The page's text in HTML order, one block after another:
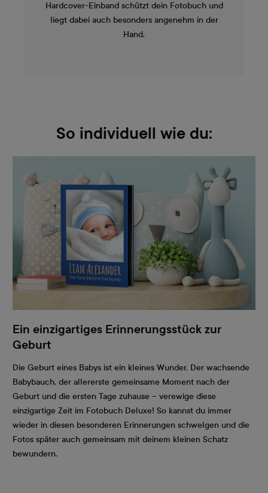
Hardcover-Einband schützt dein Fotobuch und
liegt dabei auch besonders angenehm in der
Hand.
So individuell wie du:
Ein einzigartiges Erinnerungsstück zur
Geburt
Die Geburt eines Babys ist ein kleines Wunder. Der wachsende
Babybauch, der allererste gemeinsame Moment nach der
Geburt und die ersten Tage zuhause – verewige diese
einzigartige Zeit im Fotobuch Deluxe! So kannst du immer
wieder in diesen besonderen Erinnerungen schwelgen und die
Fotos später auch gemeinsam mit deinem kleinen Schatz
bewundern.